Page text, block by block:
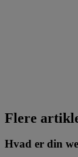
Flere
Hvad er din